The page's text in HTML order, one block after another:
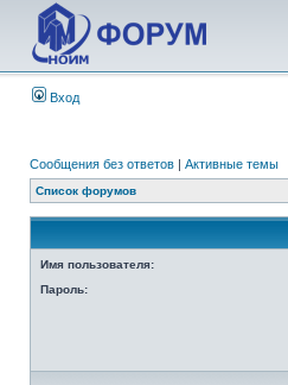
Вход
Сообщения без ответов | Активные темы
Список форумов
Имя пользователя:
Пароль: